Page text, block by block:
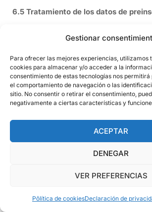
Gestionar
Para ofrecer las mejores experiencias, utilizamos
cookies para almacenar y/o acceder a la
consentimiento de estas tecnologías nos
el comportamiento de navegación o las
sitio. No consentir o retirar el consentimiento,
negativamente a ciertas características y
ACEPTAR
DENEGAR
VER PREFERENCIAS
Pôlítica de cookiesDeclaración de
6.5 Tratamiento de los datos de
En CENTRE ENSENYAMENTS TÈCNICS
tratamos la información que nos
interesadas con el fin de realizar la
administrativa de la preinscripción en
ofrecidos. En caso de que no facilite
personales, no podremos cumplir con
funcionalidades descritas
tomarán decisiones automatizadas a
facilitados.
¿Durante cuánto tiempo
EL
CIERRA EL
Obtén el aval oficial que certifica tu